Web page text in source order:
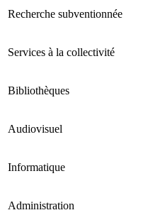
Recherche subventionnée
Services à la collectivité
Bibliothèques
Audiovisuel
Informatique
Administration